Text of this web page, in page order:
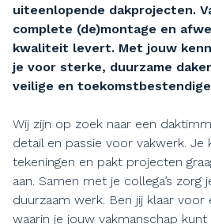
uiteenlopende dakprojecten.
complete (de)montage en
kwaliteit levert. Met jouw
je voor sterke, duurzame
veilige en
Wij zijn op zoek naar een
detail en passie voor vakwerk. Je
tekeningen en pakt projecten
aan. Samen met je collega’s
duurzaam werk. Ben jij klaar voor
waarin je jouw vakmanschap kunt